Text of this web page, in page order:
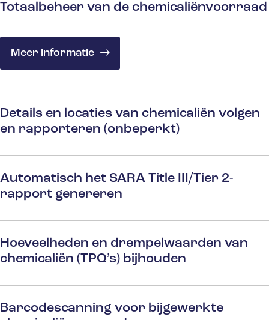
Totaalbeheer van de chemicaliënvoorraad
Meer informatie
Details en locaties van chemicaliën volgen
en rapporteren (onbeperkt)
Automatisch het SARA Title III/Tier 2-
rapport genereren
Hoeveelheden en drempelwaarden van
chemicaliën (TPQ’s) bijhouden
Barcodescanning voor bijgewerkte